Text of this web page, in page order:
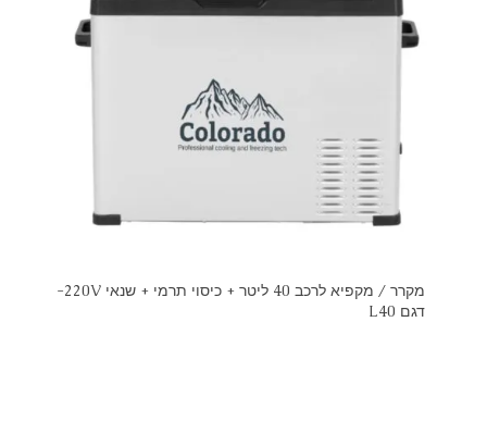
מקרר / מקפיא לרכב 40 ליטר + כיסוי תרמי + שנאי 220V-
דגם L40